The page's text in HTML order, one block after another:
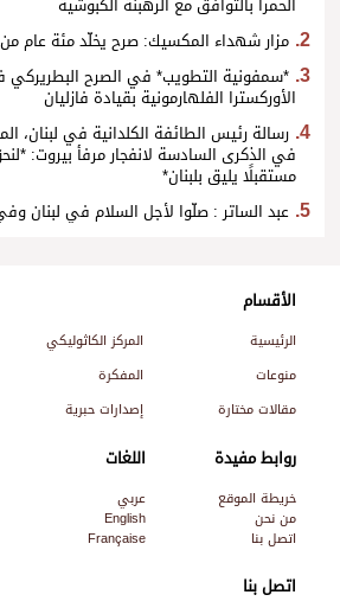
الحمرا بالتوافق مع الرهبنة الكبوشية
مزار شهداء المكسيك: صرح يخلّد مئة عام
*سمفونية التطويب* في الصرح البطريركي
الأوركسترا الفلهارمونية بقيادة فازليان
رسالة رئيس الطائفة الكلدانية في لبنان،
في الذكرى السادسة لانفجار مرفأ بيروت:
مستقبلًا يليق بلبنان*
عبد الساتر : صلّوا لأجل السلام في لبنان
اتصل بنا
الأقسام
الرئيسية المركز الكاثوليكي
منوعات
المفكرة
مقالات مختارة
إصدارات حبرية
روابط مفيدة
خريطة الموقع
من نحن
اتصل بنا
اللغات
عربي
English
Française